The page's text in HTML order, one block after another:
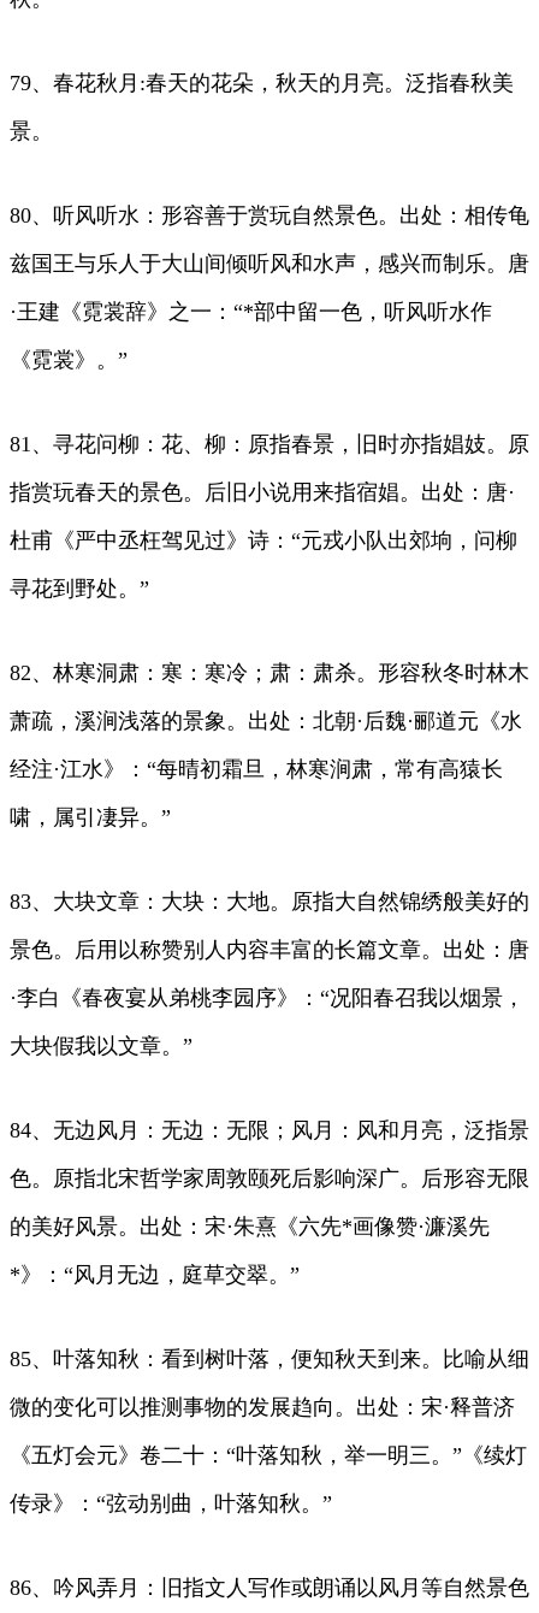
79、春花秋月:春天的花朵，秋天的月亮。泛指春秋美
景。
80、听风听水：形容善于赏玩自然景色。出处：相传龟
兹国王与乐人于大山间倾听风和水声，感兴而制乐。唐
·王建《霓裳辞》之一：“*部中留一色，听风听水作
《霓裳》。”
81、寻花问柳：花、柳：原指春景，旧时亦指娼妓。原
指赏玩春天的景色。后旧小说用来指宿娼。出处：唐·
杜甫《严中丞枉驾见过》诗：“元戎小队出郊垧，问柳
寻花到野处。”
82、林寒洞肃：寒：寒冷；肃：肃杀。形容秋冬时林木
萧疏，溪涧浅落的景象。出处：北朝·后魏·郦道元《水
经注·江水》：“每晴初霜旦，林寒涧肃，常有高猿长
啸，属引凄异。”
83、大块文章：大块：大地。原指大自然锦绣般美好的
景色。后用以称赞别人内容丰富的长篇文章。出处：唐
·李白《春夜宴从弟桃李园序》：“况阳春召我以烟景，
大块假我以文章。”
84、无边风月：无边：无限；风月：风和月亮，泛指景
色。原指北宋哲学家周敦颐死后影响深广。后形容无限
的美好风景。出处：宋·朱熹《六先*画像赞·濂溪先
*》：“风月无边，庭草交翠。”
85、叶落知秋：看到树叶落，便知秋天到来。比喻从细
微的变化可以推测事物的发展趋向。出处：宋·释普济
《五灯会元》卷二十：“叶落知秋，举一明三。”《续灯
传录》：“弦动别曲，叶落知秋。”
86、吟风弄月：旧指文人写作或朗诵以风月等自然景色